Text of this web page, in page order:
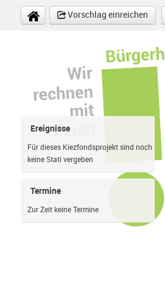
Vorschlag einreichen
Ereignisse
Für dieses Kiezfondsprojekt sind noch
keine Stati vergeben
Termine
Zur Zeit keine Termine